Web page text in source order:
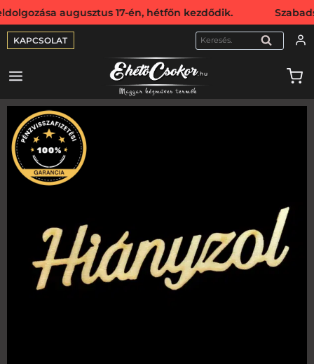
17-én, hétfőn kezdődik. Szabadság
KAPCSOLAT KERESÉS